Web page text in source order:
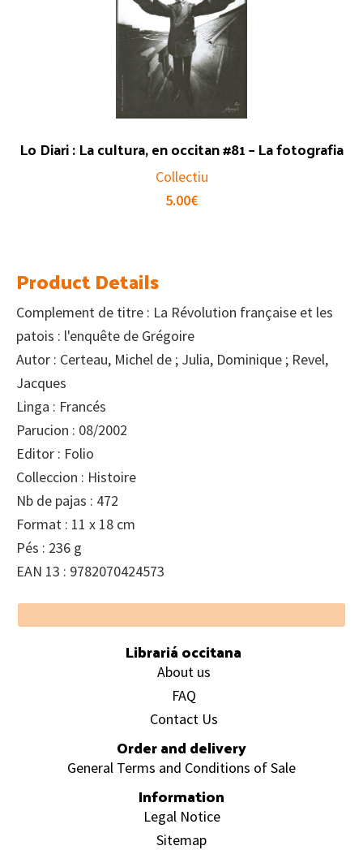
Lo Diari : La cultura, en occitan #81 – La fotografia
Collectiu
5.00€
Product Details
Complement de titre : La Révolution française et les
patois : l'enquête de Grégoire
Autor : Certeau, Michel de ; Julia, Dominique ; Revel,
Jacques
Linga : Francés
Parucion : 08/2002
Editor : Folio
Colleccion : Histoire
Nb de pajas : 472
Format : 11 x 18 cm
Pés : 236 g
EAN 13 : 9782070424573
Footer
Librariá occitana
About us
FAQ
Contact Us
Order and delivery
General Terms and Conditions of Sale
Information
Legal Notice
Sitemap